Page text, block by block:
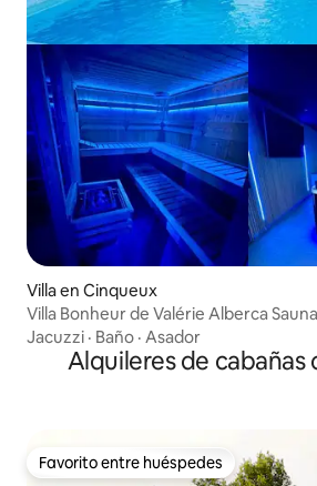
Villa en Cinqueux
Villa Bonheur de Valérie
Jacuzzi · Baño · Asador
Alquileres de cabañas
Favorito entre huéspedes
Favorito entre huéspedes